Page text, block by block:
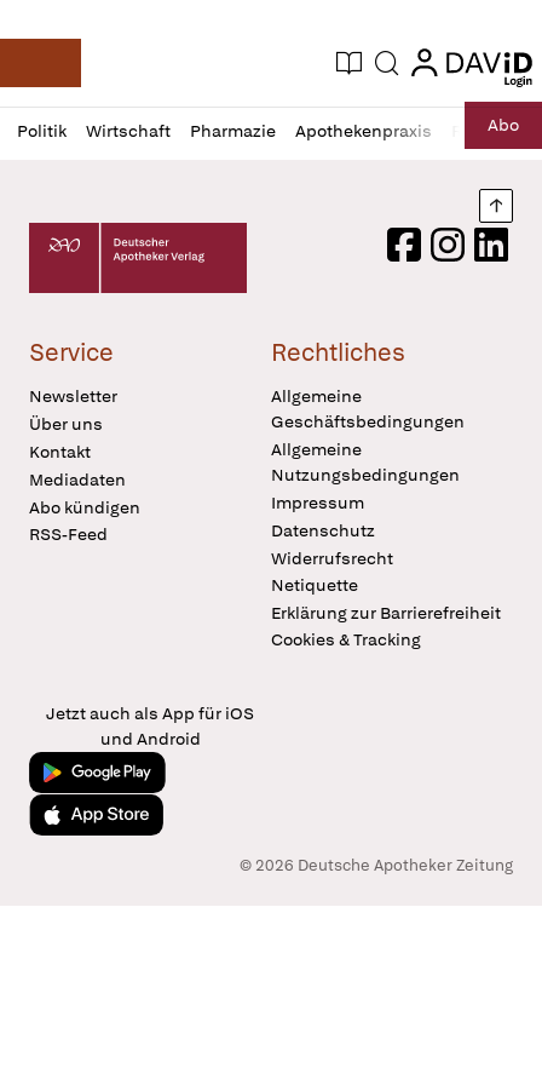
Deutsche Apotheker Zeitung
Aktuelle Ausgabe
Suche login
login
Politik Wirtschaft Pharmazie Apothekenpraxis RechtAbo
Profil
öffnen
Daz
Pur
Deutscher Apotheker Verlag Logo
FacebookInstagram
Service
Newsletter
Über uns
Kontakt
Mediadaten
Abo kündigen
RSS-Feed
Rechtliches
Allgemeine
Geschäftsbedingungen
Allgemeine
Nutzungsbedingungen
Impressum
Datenschutz
Widerrufsrecht
Netiquette
Erklärung zur Barrierefreiheit
Cookies & Tracking
Jetzt auch als App für iOS
und Android
Jetzt bei Google Play
Laden im App Store
© 2026 Deutsche Apotheker Zeitung